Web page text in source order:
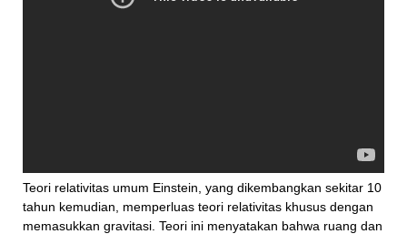
Teori relativitas umum Einstein, yang dikembangkan sekitar 10
tahun kemudian, memperluas teori relativitas khusus dengan
memasukkan gravitasi. Teori ini menyatakan bahwa ruang dan